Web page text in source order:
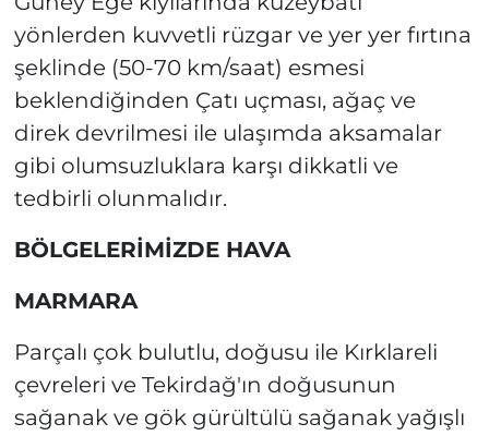
yönlerden kuvvetli rüzgar ve yer yer fırtına
şeklinde (50-70 km/saat) esmesi
beklendiğinden Çatı uçması, ağaç ve
direk devrilmesi ile ulaşımda aksamalar
gibi olumsuzluklara karşı dikkatli ve
tedbirli olunmalıdır.
BÖLGELERİMİZDE HAVA
MARMARA
Parçalı çok bulutlu, doğusu ile Kırklareli
çevreleri ve Tekirdağ'ın doğusunun
sağanak ve gök gürültülü sağanak yağışlı